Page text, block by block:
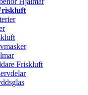
Friskluft